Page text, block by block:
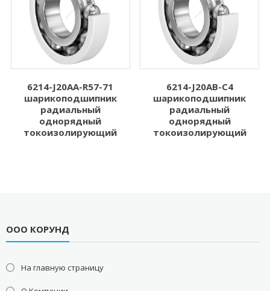
6214-J20AA-R57-71
шарикоподшипник
радиальный
однорядный
токоизолирующий
6214-J20AB-C4
шарикоподшипник
радиальный
однорядный
токоизолирующий
ООО КОРУНД
На главную страницу